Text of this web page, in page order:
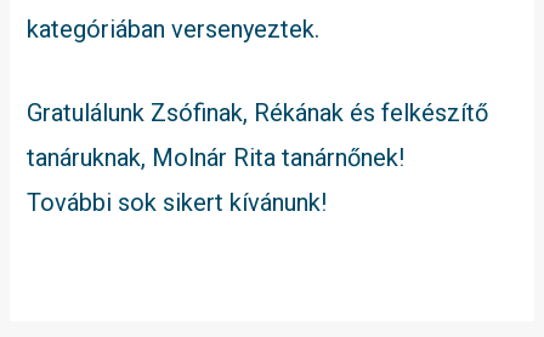
kategóriában versenyeztek.
Gratulálunk Zsófinak, Rékának és felkészítő
tanáruknak, Molnár Rita tanárnőnek!
További sok sikert kívánunk!